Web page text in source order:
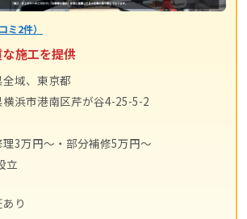
ミ2件）
施工を提供
域、東京都
横浜市港南区芹が谷4-25-5-2
3万円〜・部分補修5万円〜
立
り